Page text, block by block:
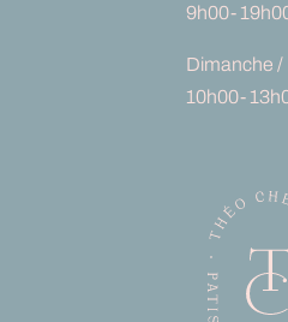
9h00-
Dimanche /
10h00-